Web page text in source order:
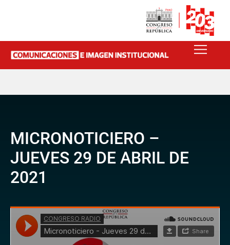
MICRONOTICIERO –
JUEVES 29 DE ABRIL DE
2021